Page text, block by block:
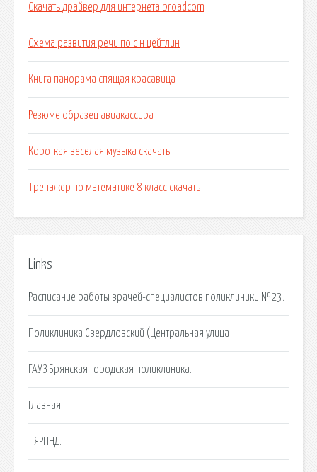
Скачать драйвер для интернета broadcom
Схема развития речи по с н цейтлин
Книга панорама спящая красавица
Резюме образец авиакассира
Короткая веселая музыка скачать
Тренажер по математике 8 класс скачать
Links
Расписание работы врачей-специалистов поликлиники №23.
Поликлиника Свердловский (Центральная улица
ГАУЗ Брянская городская поликлиника.
Главная.
- ЯРПНД.